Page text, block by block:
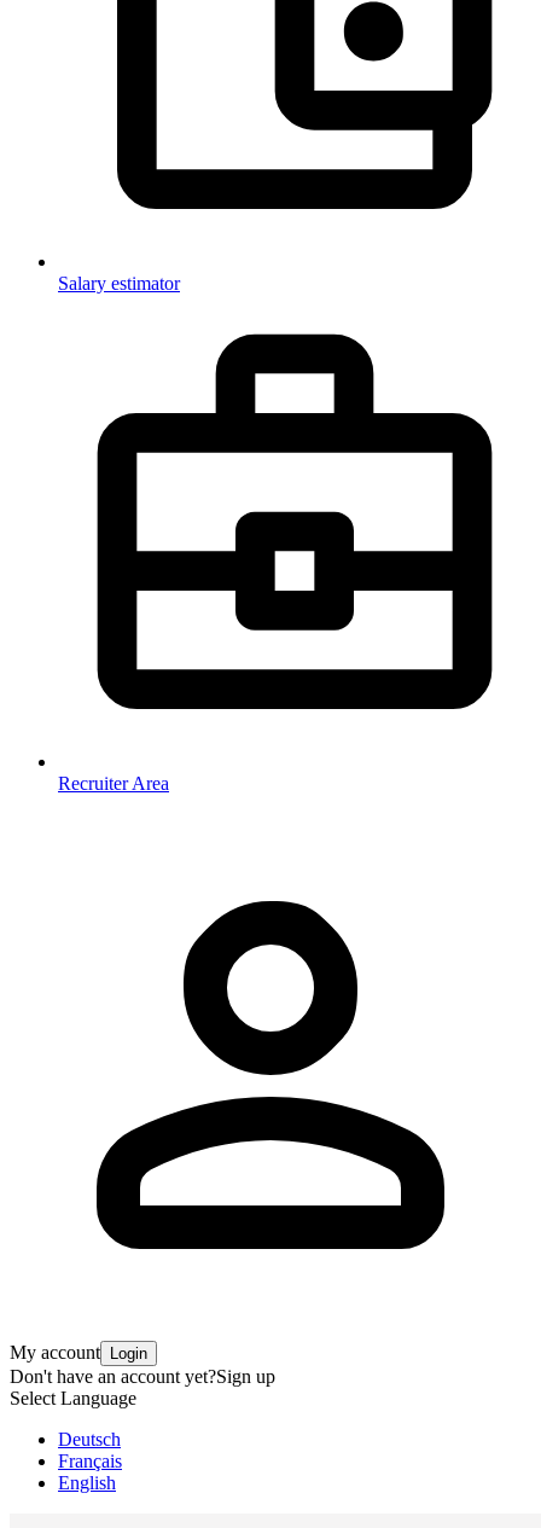
Salary estimator
Recruiter Area
My account Login
Don't have an account yet?Sign up
Select Language
Deutsch
Français
English